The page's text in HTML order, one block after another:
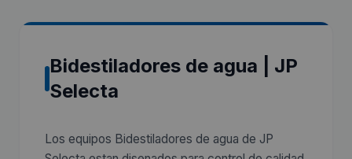
Bidestiladores de agua | JP
Selecta
Los equipos Bidestiladores de agua de JP